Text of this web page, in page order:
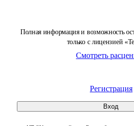
Полная информация и возможность
только с лицензией
Смотреть
Регистрация
Вход